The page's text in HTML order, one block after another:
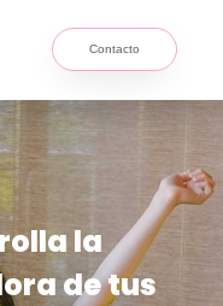
Contacto
la
de tus